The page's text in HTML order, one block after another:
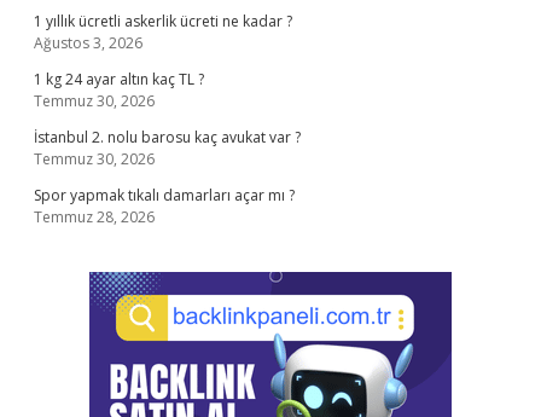
1 yıllık ücretli askerlik ücreti ne kadar ?
Ağustos 3, 2026
1 kg 24 ayar altın kaç TL ?
Temmuz 30, 2026
İstanbul 2. nolu barosu kaç avukat var ?
Temmuz 30, 2026
Spor yapmak tıkalı damarları açar mı ?
Temmuz 28, 2026